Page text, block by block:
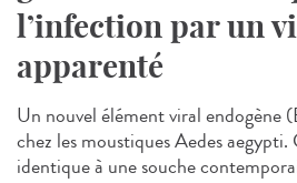
l’infection par un
apparenté
Un nouvel élément viral endogène
chez les moustiques Aedes
identique à une souche